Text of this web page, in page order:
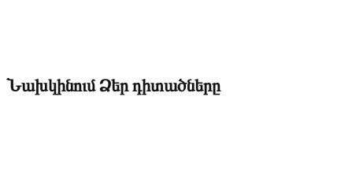
Նախկինում Ձեր դիտածները